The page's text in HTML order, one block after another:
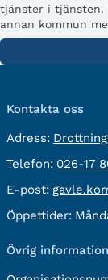
tjänster i tjänsten.
annan kommun
Kontakta oss
Adress:
Telefon: Telefon:
026-17
E-post: E-
post:
Öppettider:
Övrig information